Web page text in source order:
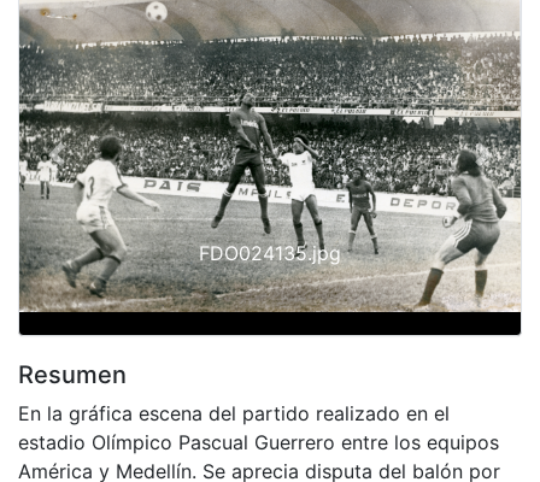
FDO024135.jpg
Previous Next
Resumen
En la gráfica escena del partido realizado en el
estadio Olímpico Pascual Guerrero entre los equipos
América y Medellín. Se aprecia disputa del balón por